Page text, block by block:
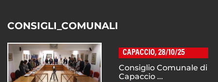
CONSIGLI_COMUNALI
CAPACCIO, 28/10/25
Consiglio Comunale di
Capaccio ...